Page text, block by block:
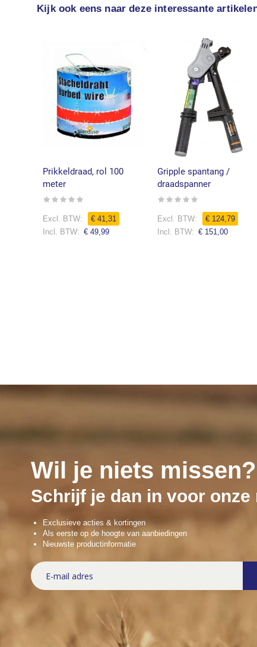
Kijk ook eens naar deze interessante
Prikkeldraad, rol 100
meter
Rating:
€ 41,31
€ 49,99
Gripple spantang /
draadspanner
Rating:
€ 124,79
€ 151,00
Wil je niets missen?
Schrijf je dan in voor
Exclusieve acties & kortingen
Als eerste op de hoogte van aanbiedingen
Nieuwste productinformatie
Abonneer
u
op